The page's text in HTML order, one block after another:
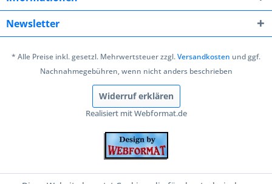
Newsletter
* Alle Preise inkl. gesetzl. Mehrwertsteuer zzgl.Versandkosten und ggf.
Nachnahmegebühren, wenn nicht anders beschrieben
Widerruf erklären
Realisiert mit Webformat.de